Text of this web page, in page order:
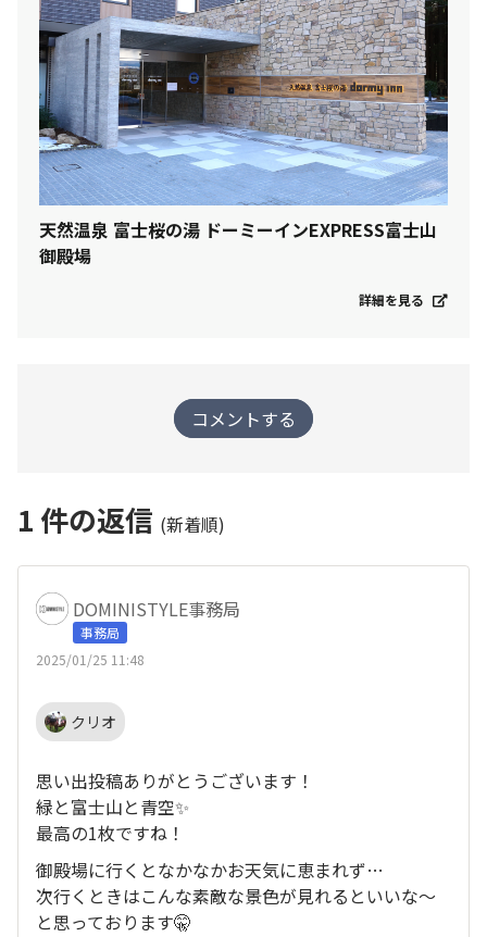
天然温泉 富士桜の湯 ドーミーインEXPRESS富士山
御殿場
詳細を見る
コメントする
1 件の返信 (新着順)
DOMINISTYLE事務局
事務局
2025/01/25 11:48
クリオ
思い出投稿ありがとうございます！
緑と富士山と青空✨
最高の1枚ですね！
御殿場に行くとなかなかお天気に恵まれず…
次行くときはこんな素敵な景色が見れるといいな〜
と思っております🤫